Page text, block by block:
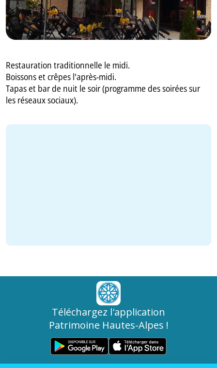
Restauration traditionnelle le midi.
Boissons et crêpes l'après-midi.
Tapas et bar de nuit le soir (programme des soirées sur
les réseaux sociaux).
Téléchargez l'application
Patrimoine Hautes-Alpes !